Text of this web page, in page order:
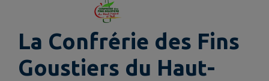
La Confrérie des Fins
Goustiers du Haut-